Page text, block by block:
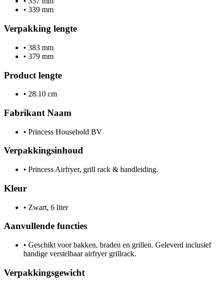
• 339 mm
Verpakking lengte
• 383 mm
• 379 mm
Product lengte
• 28.10 cm
Fabrikant Naam
• Princess Household BV
Verpakkingsinhoud
• Princess Airfryer, grill rack & handleiding.
Kleur
• Zwart, 6 liter
Aanvullende functies
• Geschikt voor bakken, braden en grillen. Geleverd inclusief
handige verstelbaar airfryer grillrack.
Verpakkingsgewicht